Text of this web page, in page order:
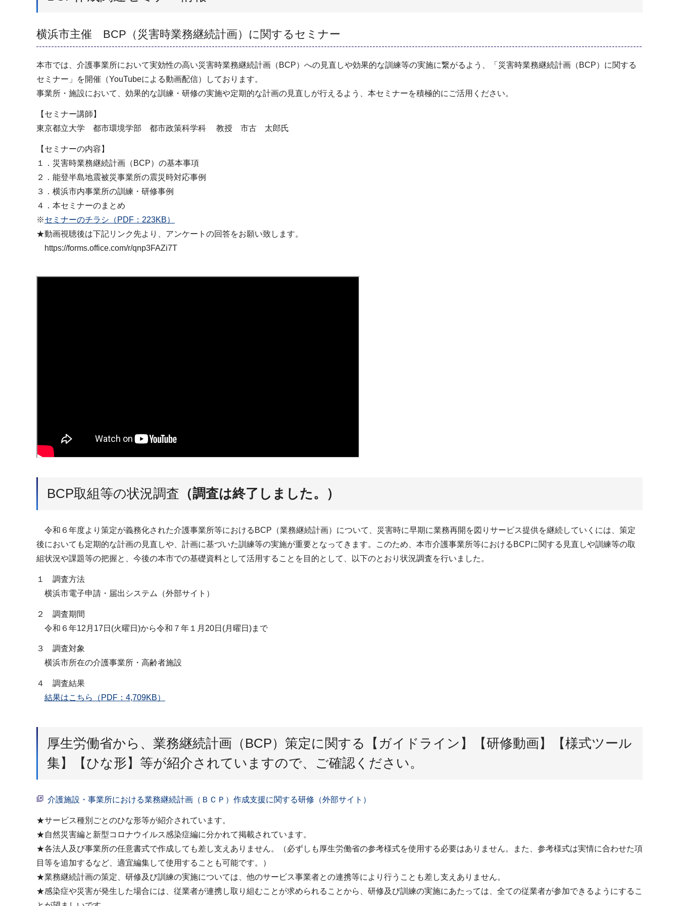
横浜市主催 BCP（災害時業務継続計画）に関するセミナー
本市では、介護事業所において実効性の高い災害時業務継続計画（BCP）への見直しや効果的な訓練等の実施に繋がるよう、「災害時業務継続計画（BCP）に関する
セミナー」を開催（YouTubeによる動画配信）しております。
事業所・施設において、効果的な訓練・研修の実施や定期的な計画の見直しが行えるよう、本セミナーを積極的にご活用ください。
【セミナー講師】
東京都立大学 都市環境学部 都市政策科学科 教授 市古 太郎氏
【セミナーの内容】
１．災害時業務継続計画（BCP）の基本事項
２．能登半島地震被災事業所の震災時対応事例
３．横浜市内事業所の訓練・研修事例
４．本セミナーのまとめ
※セミナーのチラシ（PDF：223KB）
★動画視聴後は下記リンク先より、アンケートの回答をお願い致します。
https://forms.office.com/r/qnp3FAZi7T
BCP取組等の状況調査 （調査は終了しました。）
令和６年度より策定が義務化された介護事業所等におけるBCP（業務継続計画）について、災害時に早期に業務再開を図りサービス提供を継続していくには、策定
後においても定期的な計画の見直しや、計画に基づいた訓練等の実施が重要となってきます。このため、本市介護事業所等におけるBCPに関する見直しや訓練等の取
組状況や課題等の把握と、今後の本市での基礎資料として活用することを目的として、以下のとおり状況調査を行いました。
１ 調査方法
横浜市電子申請・届出システム（外部サイト）
２ 調査期間
令和６年12月17日(火曜日)から令和７年１月20日(月曜日)まで
３ 調査対象
横浜市所在の介護事業所・高齢者施設
４ 調査結果
結果はこちら（PDF：4,709KB）
厚生労働省から、業務継続計画（BCP）策定に関する【ガイドライン】【研修動画】【様式ツール
集】【ひな形】等が紹介されていますので、ご確認ください。
介護施設・事業所における業務継続計画（ＢＣＰ）作成支援に関する研修（外部サイト）
★サービス種別ごとのひな形等が紹介されています。
★自然災害編と新型コロナウイルス感染症編に分かれて掲載されています。
★各法人及び事業所の任意書式で作成しても差し支えありません。（必ずしも厚生労働省の参考様式を使用する必要はありません。また、参考様式は実情に合わせた項
目等を追加するなど、適宜編集して使用することも可能です。）
★業務継続計画の策定、研修及び訓練の実施については、他のサービス事業者との連携等により行うことも差し支えありません。
★感染症や災害が発生した場合には、従業者が連携し取り組むことが求められることから、研修及び訓練の実施にあたっては、全ての従業者が参加できるようにするこ